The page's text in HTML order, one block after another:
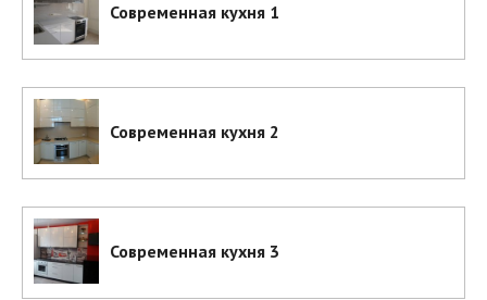
Современная кухня 1
Современная кухня 2
Современная кухня 3